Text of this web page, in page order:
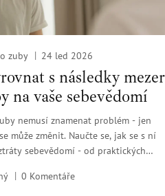
zuby 24 led 2026
s následky
na vaše sebevědomí
nemusí znamenat problém - jen
může změnit. Naučte se, jak se s ní
sebevědomí - od praktických
0 Komentáře